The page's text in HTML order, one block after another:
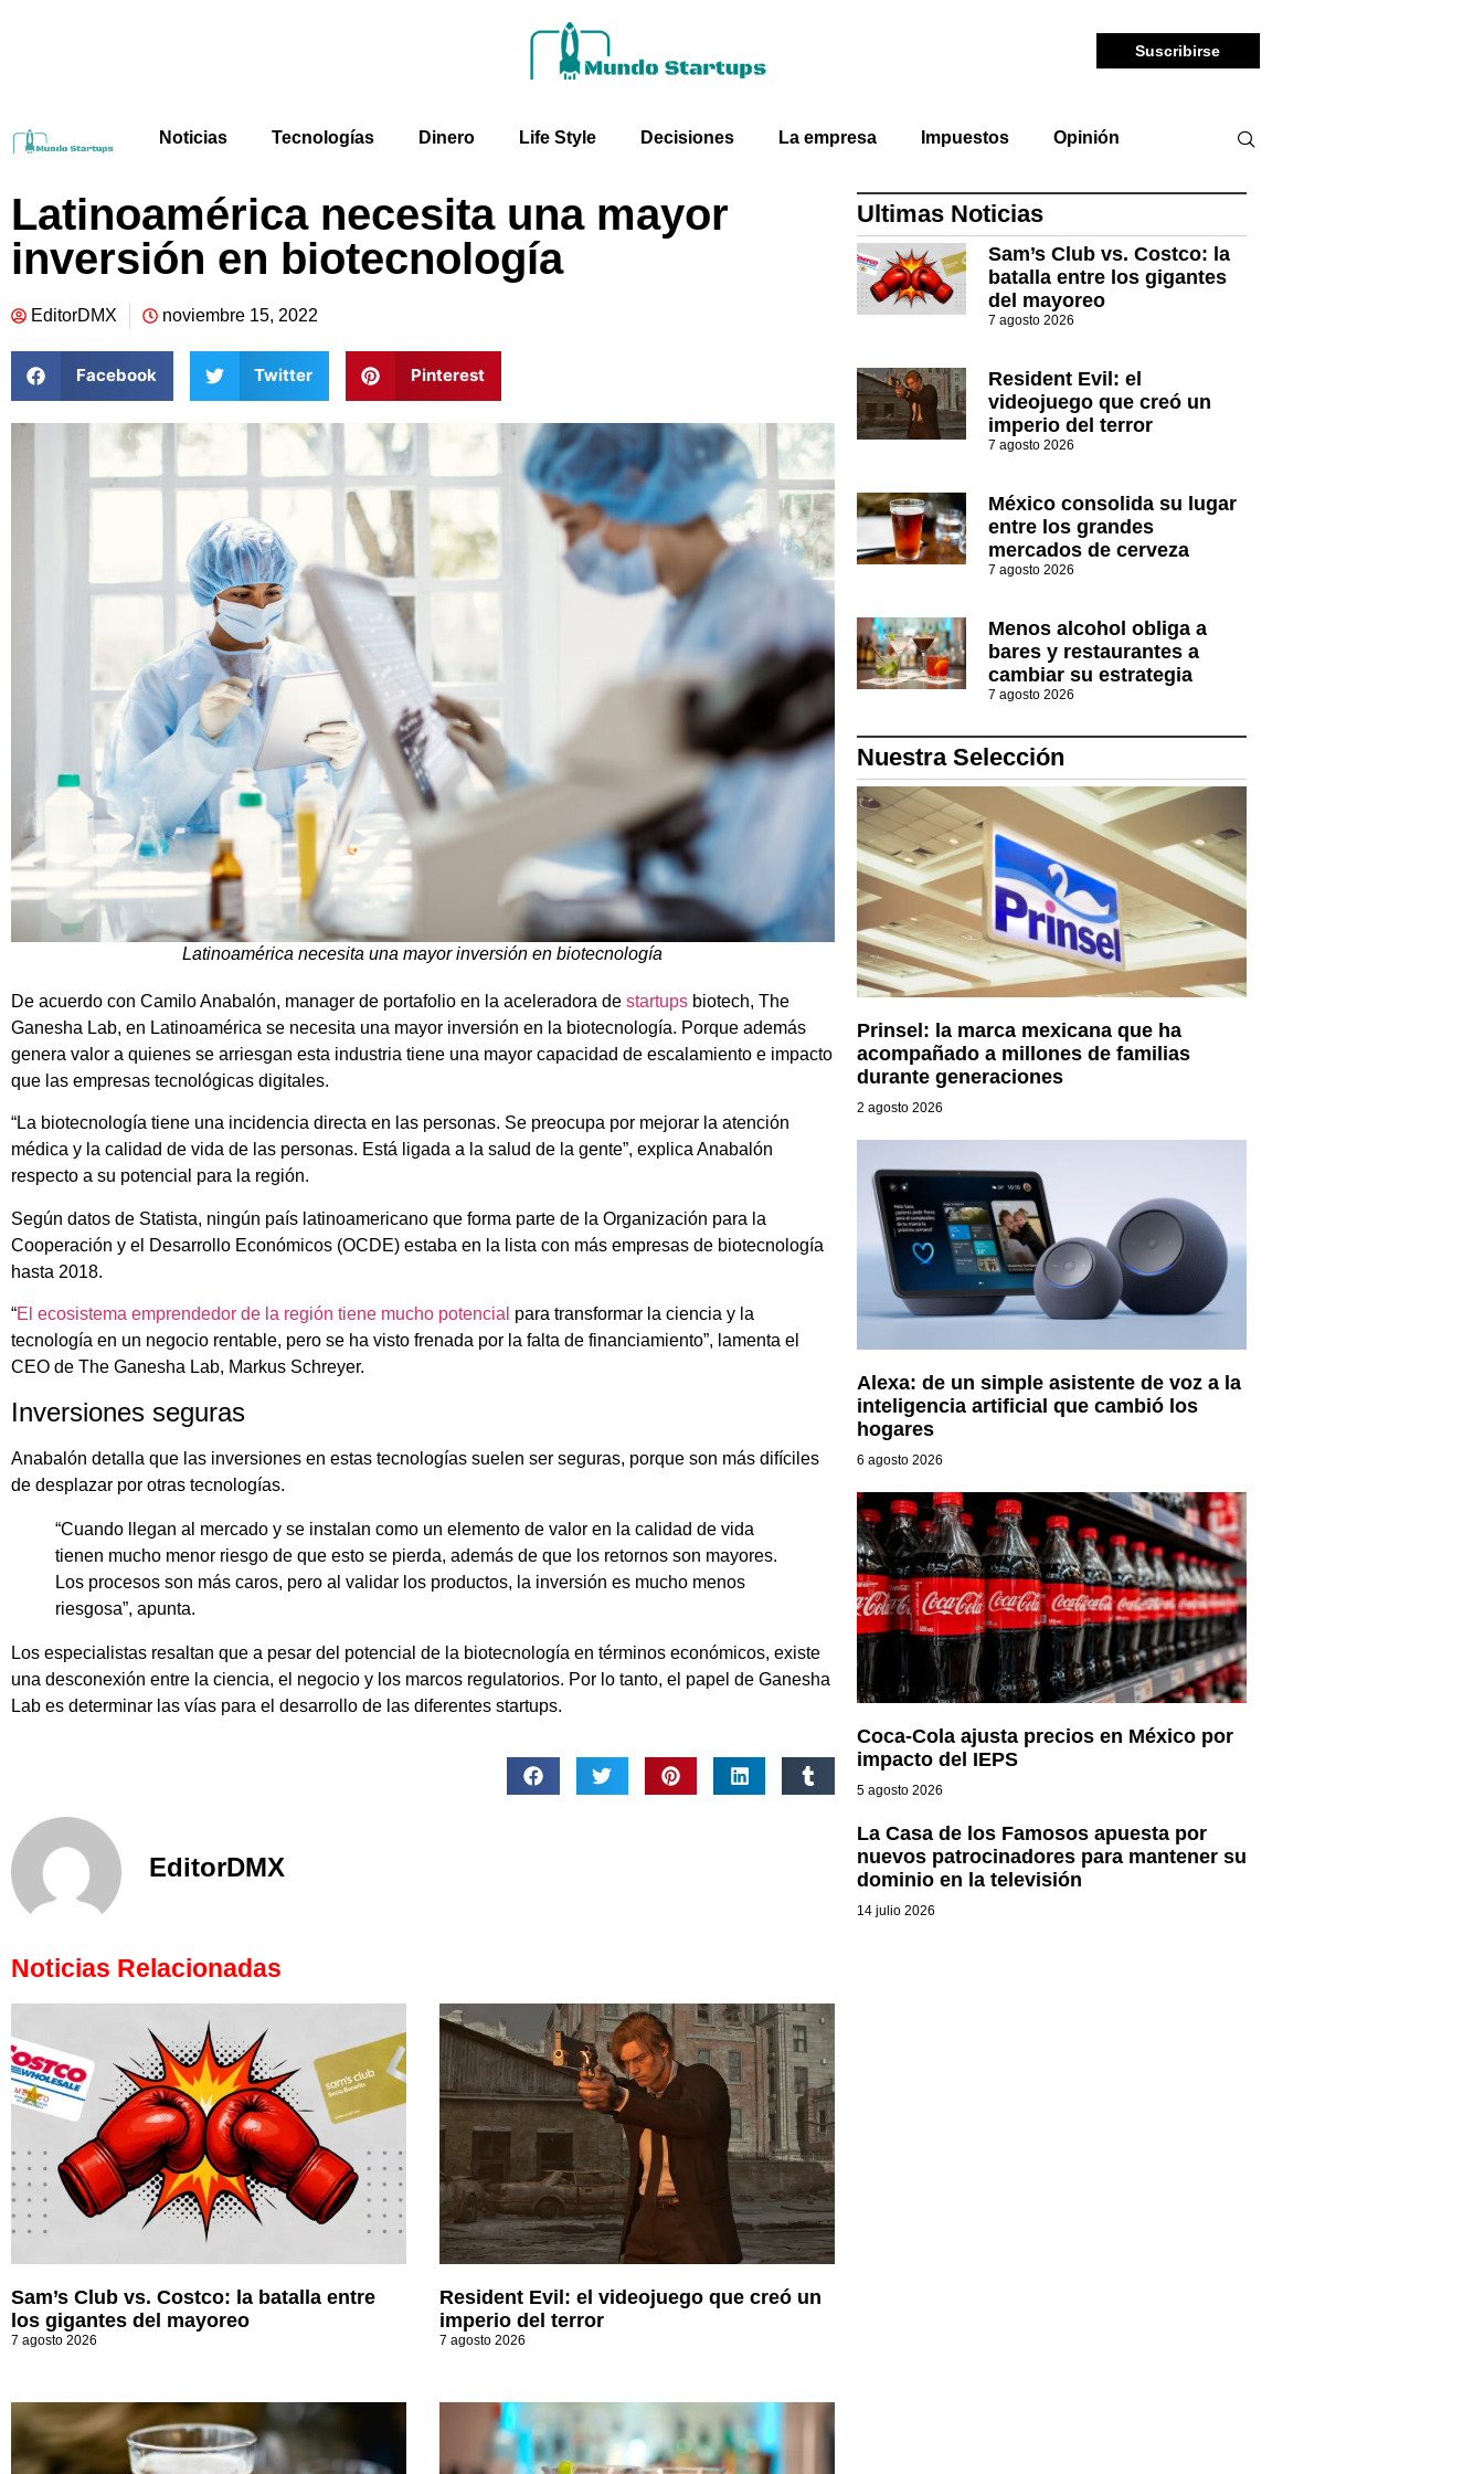
Suscribirse
Noticias Tecnologías Dinero Life Style Decisiones La empresa Impuestos Opinión
Latinoamérica necesita una mayor
inversión en biotecnología
EditorDMX noviembre 15, 2022
Facebook Twitter Pinterest
Latinoamérica necesita una mayor inversión en biotecnología
De acuerdo con Camilo Anabalón, manager de portafolio en la aceleradora de startups biotech, The
Ganesha Lab, en Latinoamérica se necesita una mayor inversión en la biotecnología. Porque además
genera valor a quienes se arriesgan esta industria tiene una mayor capacidad de escalamiento e impacto
que las empresas tecnológicas digitales.
“La biotecnología tiene una incidencia directa en las personas. Se preocupa por mejorar la atención
médica y la calidad de vida de las personas. Está ligada a la salud de la gente”, explica Anabalón
respecto a su potencial para la región.
Según datos de Statista, ningún país latinoamericano que forma parte de la Organización para la
Cooperación y el Desarrollo Económicos (OCDE) estaba en la lista con más empresas de biotecnología
hasta 2018.
“El ecosistema emprendedor de la región tiene mucho potencial para transformar la ciencia y la
tecnología en un negocio rentable, pero se ha visto frenada por la falta de financiamiento”, lamenta el
CEO de The Ganesha Lab, Markus Schreyer.
Inversiones seguras
Anabalón detalla que las inversiones en estas tecnologías suelen ser seguras, porque son más difíciles
de desplazar por otras tecnologías.
“Cuando llegan al mercado y se instalan como un elemento de valor en la calidad de vida
tienen mucho menor riesgo de que esto se pierda, además de que los retornos son mayores.
Los procesos son más caros, pero al validar los productos, la inversión es mucho menos
riesgosa”, apunta.
Los especialistas resaltan que a pesar del potencial de la biotecnología en términos económicos, existe
una desconexión entre la ciencia, el negocio y los marcos regulatorios. Por lo tanto, el papel de Ganesha
Lab es determinar las vías para el desarrollo de las diferentes startups.
EditorDMX
Noticias Relacionadas
Sam’s Club vs. Costco: la batalla entre
los gigantes del mayoreo
7 agosto 2026
Resident Evil: el videojuego que creó un
imperio del terror
7 agosto 2026
Ultimas Noticias
Sam’s Club vs. Costco: la
batalla entre los gigantes
del mayoreo
7 agosto 2026
Resident Evil: el
videojuego que creó un
imperio del terror
7 agosto 2026
México consolida su lugar
entre los grandes
mercados de cerveza
7 agosto 2026
Menos alcohol obliga a
bares y restaurantes a
cambiar su estrategia
7 agosto 2026
Nuestra Selección
Prinsel: la marca mexicana que ha
acompañado a millones de familias
durante generaciones
2 agosto 2026
Alexa: de un simple asistente de voz a la
inteligencia artificial que cambió los
hogares
6 agosto 2026
Coca-Cola ajusta precios en México por
impacto del IEPS
5 agosto 2026
La Casa de los Famosos apuesta por
nuevos patrocinadores para mantener su
dominio en la televisión
14 julio 2026